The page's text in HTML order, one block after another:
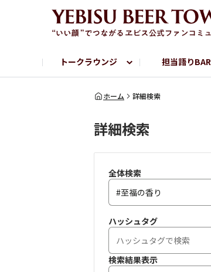
トークラウンジ
フリートーク
担当語りBAR
ヱビス提供店情報
ヱビスブランドサイト
サッポロビール公式Instagram
ホーム 詳細検索
詳細検索
全体検索
ハッシュタグ
検索結果表示